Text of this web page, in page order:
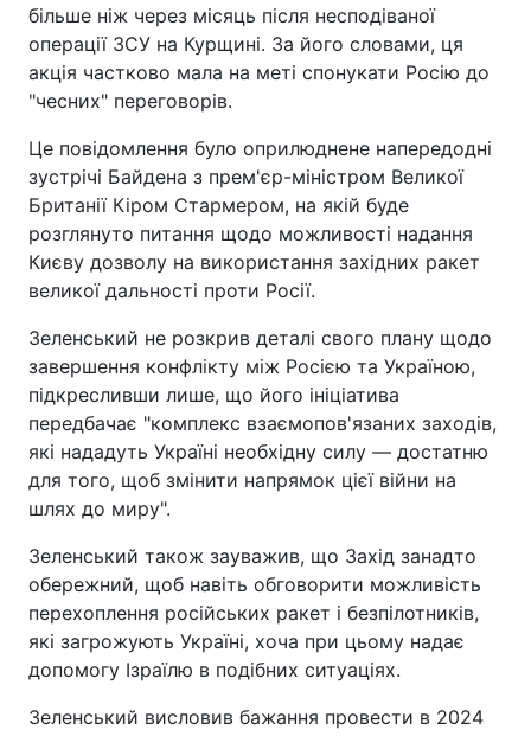
більше ніж через місяць після несподіваної
операції ЗСУ на Курщині. За його словами, ця
акція частково мала на меті спонукати Росію до
"чесних" переговорів.
Це повідомлення було оприлюднене напередодні
зустрічі Байдена з прем'єр-міністром Великої
Британії Кіром Стармером, на якій буде
розглянуто питання щодо можливості надання
Києву дозволу на використання західних ракет
великої дальності проти Росії.
Зеленський не розкрив деталі свого плану щодо
завершення конфлікту між Росією та Україною,
підкресливши лише, що його ініціатива
передбачає "комплекс взаємопов'язаних заходів,
які нададуть Україні необхідну силу — достатню
для того, щоб змінити напрямок цієї війни на
шлях до миру".
Зеленський також зауважив, що Захід занадто
обережний, щоб навіть обговорити можливість
перехоплення російських ракет і безпілотників,
які загрожують Україні, хоча при цьому надає
допомогу Ізраїлю в подібних ситуаціях.
Зеленський висловив бажання провести в 2024